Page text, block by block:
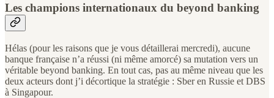
Les champions internationaux du beyond banking
Hélas (pour les raisons que je vous détaillerai mercredi), aucune
banque française n’a réussi (ni même amorcé) sa mutation vers un
véritable beyond banking. En tout cas, pas au même niveau que les
deux acteurs dont j’i décortique la stratégie : Sber en Russie et DBS
à Singapour.